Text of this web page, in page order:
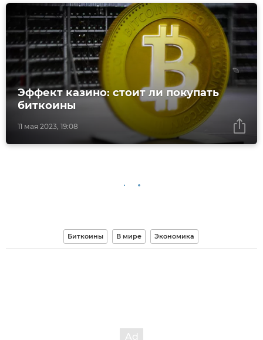
11 мая 2023, 19:08
Эффект казино: стоит ли покупать
биткоины
Биткоины В мире Экономика